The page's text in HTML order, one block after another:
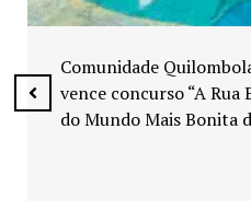
Exposição “Arte em
espaços públicos de